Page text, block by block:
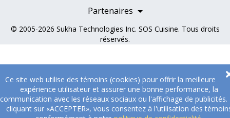
Ce site web utilise des témoins (cookies) pour offrir la meilleure
expérience utilisateur et assurer une bonne performance, la
communication avec les réseaux sociaux ou l'affichage de publicités.
cliquant sur «ACCEPTER», vous consentez à l'utilisation des
Partenaires
Professionnels de la santé
© 2005-2026 Sukha Technologies Inc. SOS Cuisine. Tous droits
réservés.